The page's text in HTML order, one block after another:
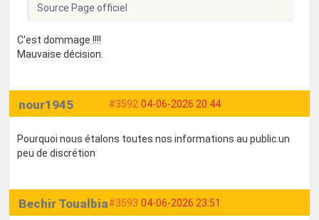
Source Page officiel
C'est dommage !!!!
Mauvaise décision.
#3592 04-06-2026 20:44
nour1945
Pourquoi nous étalons toutes nos informations au public.un
peu de discrétion
#3593 04-06-2026 23:51
Bechir Toualbia